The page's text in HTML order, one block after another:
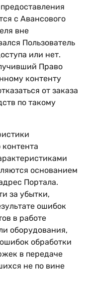
с Авансового
вне
Пользователь
или нет.
Право
контенту
от заказа
по такому
основанием
Портала.
за убытки,
ошибок
в работе
оборудования,
обработки
в передаче
не по вине